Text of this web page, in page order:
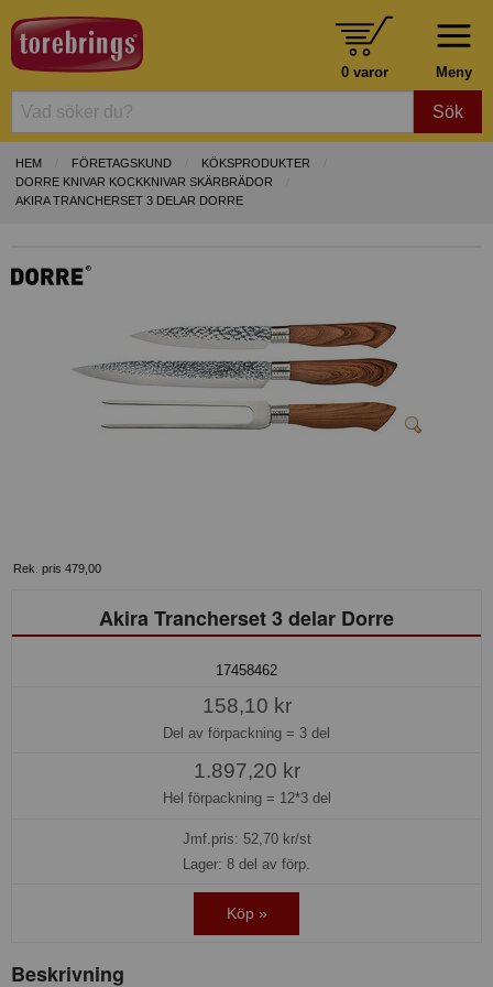
Meny
0 varor
Sök
HEM FÖRETAGSKUND
KÖKSPRODUKTER
DORRE KNIVAR KOCKKNIVAR SKÄRBRÄDOR
AKIRA TRANCHERSET 3 DELAR DORRE
Rek. pris 479,00
Akira Trancherset 3 delar Dorre
17458462
158,10 kr
Del av förpackning = 3 del
1.897,20 kr
Hel förpackning = 12*3 del
Jmf.pris: 52,70kr/st
Lager: 8 del av förp.
Köp »
Beskrivning